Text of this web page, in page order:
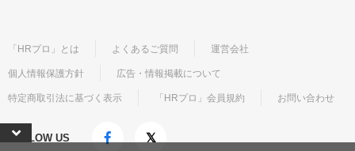
「HRプロ」とは よくあるご質問 運営会社
個人情報保護方針 広告・情報掲載について
特定商取引法に基づく表示 「HRプロ」会員規約 お問い合わせ
FOLLOW US